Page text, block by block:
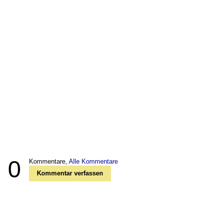
0 Kommentare, Alle Kommentare
Kommentar verfassen